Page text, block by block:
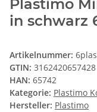
Plastimo
in schwarz
Artikelnummer:
GTIN: 3162420657428
HAN: 65742
Kategorie: Plastimo
Hersteller: Plastimo